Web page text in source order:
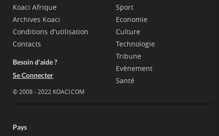
Koaci Afrique
Archives Koaci
Conditions d'utilisation
Contacts
Besoin d'aide ?
Se Connecter
© 2008 - 2022 KOACI.COM
Sport
Economie
Culture
Technologie
Tribune
Evènement
Santé
Pays